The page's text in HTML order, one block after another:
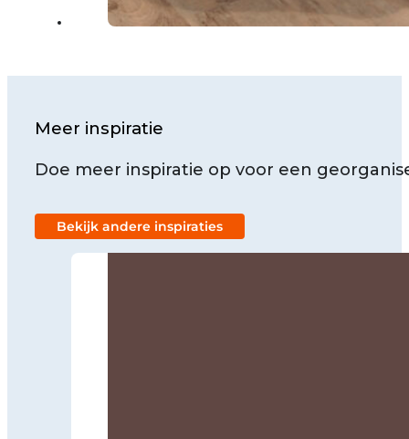
Meer inspiratie
Doe meer inspiratie op voor een
Bekijk andere inspiraties